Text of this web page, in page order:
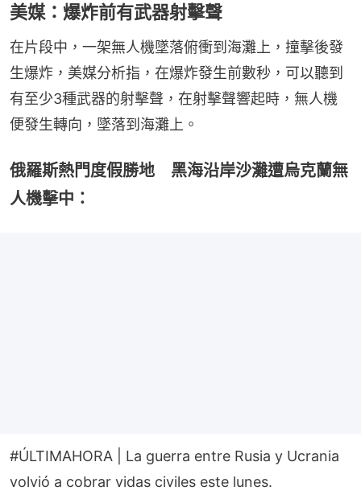
美媒：爆炸前有武器射擊聲
在片段中，一架無人機墜落俯衝到海灘上，撞擊後發
生爆炸，美媒分析指，在爆炸發生前數秒，可以聽到
有至少3種武器的射擊聲，在射擊聲響起時，無人機
便發生轉向，墜落到海灘上。
俄羅斯熱門度假勝地 黑海沿岸沙灘遭烏克蘭無
人機擊中：
#ÚLTIMAHORA | La guerra entre Rusia y Ucrania
volvió a cobrar vidas civiles este lunes.